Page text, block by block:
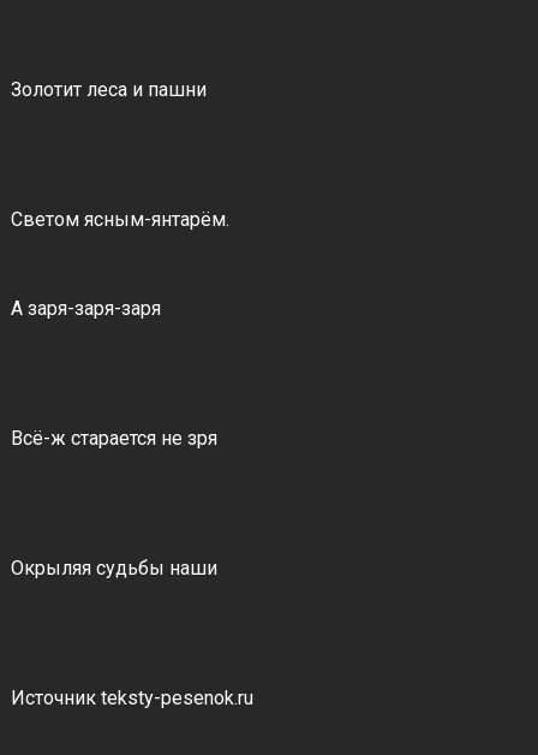
Золотит леса и пашни
Светом ясным-янтарём.
А заря-заря-заря
Всё-ж старается не зря
Окрыляя судьбы наши
Источник teksty-pesenok.ru